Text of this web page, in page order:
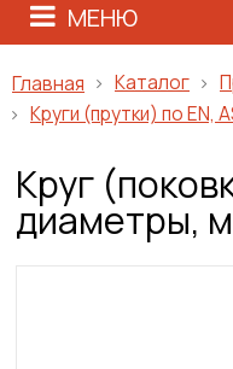
МЕНЮ
Главная Каталог
Круги (прутки) по EN,
Круг
диаметры,